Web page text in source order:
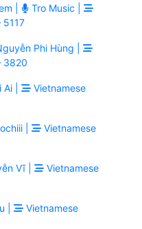
|
Tro Music |
5117
Phi Hùng |
3820
Ai |
Vietnamese
|
Vietnamese
Vĩ |
Vietnamese
|
Vietnamese